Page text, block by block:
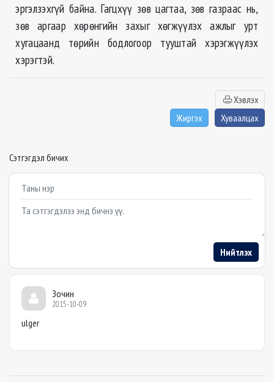
эргэлзэхгүй байна. Гагцхүү зөв цагтаа, зөв газраас нь,
зөв аргаар хөрөнгийн захыг хөгжүүлэх ажлыг урт
хугацаанд төрийн бодлогоор тууштай хэрэгжүүлэх
хэрэгтэй.
Хэвлэх
Жиргэх
Хуваалцах
Сэтгэгдэл бичих
Example textarea
Нийтлэх
Зочин
2015-10-09
ulger